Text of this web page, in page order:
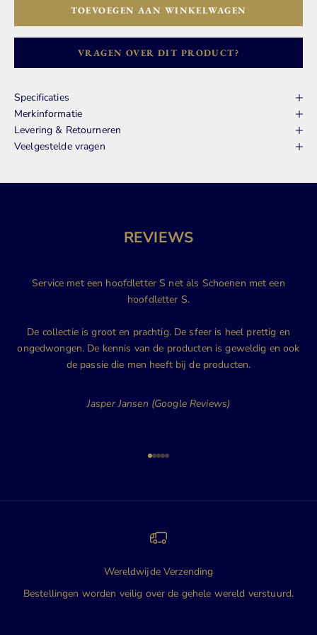
TOEVOEGEN AAN WINKELWAGEN
VRAGEN OVER DIT PRODUCT?
Specificaties
Merkinformatie
Levering & Retourneren
Veelgestelde vragen
REVIEWS
Service met een hoofdletter S net als Schoenen met een
hoofdletter S.
De collectie is groot en prachtig. De sfeer is heel prettig en
ongedwongen. De kennis van de producten is geweldig en ook
de passie die men heeft bij de producten.
Jasper Jansen (Google Reviews)
Naar artikel 1
Naar artikel 2
Naar artikel 3
Naar artikel 4
Naar artikel 5
Wereldwijde Verzending
Bestellingen worden veilig over de gehele wereld verstuurd.